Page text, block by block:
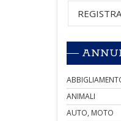
ANIMALI
AUTO, MOTO